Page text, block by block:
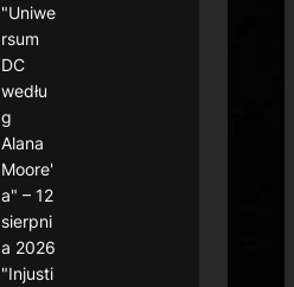
"Uniwe
rsum
DC
wedłu
g
Alana
Moore'
a" – 12
sierpni
a 2026
"Injusti